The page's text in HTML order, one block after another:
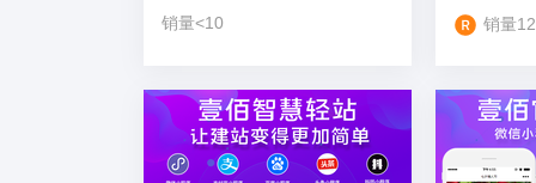
销量<10 销量